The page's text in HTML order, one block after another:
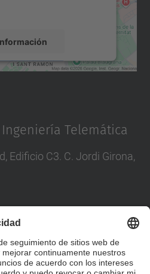
Telemática
Edificio C3. C. Jordi Girona,